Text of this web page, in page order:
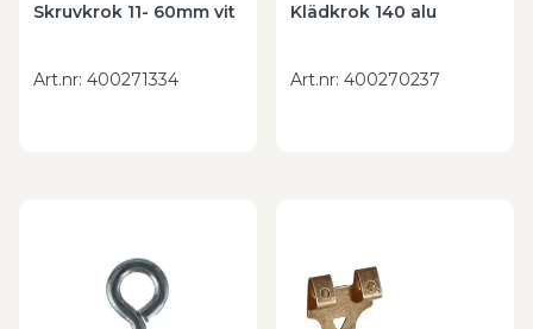
Skruvkrok 11- 60mm vit
Art.nr: 400271334
Klädkrok 140 alu
Art.nr: 400270237